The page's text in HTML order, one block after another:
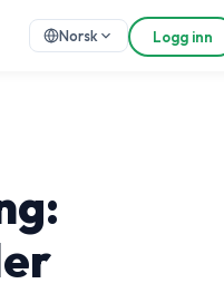
Norsk Logg inn